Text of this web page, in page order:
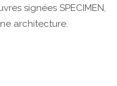
signées SPECIMEN,
architecture.